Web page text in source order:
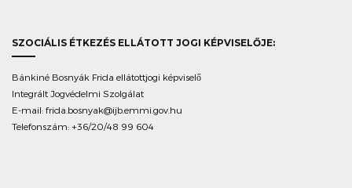
SZOCIÁLIS ÉTKEZÉS ELLÁTOTT JOGI KÉPVISELŐJE:
Bánkiné Bosnyák Frida ellátottjogi képviselő
Integrált Jogvédelmi Szolgálat
E-mail: frida.bosnyak@ijb.emmi.gov.hu
Telefonszám: +36/20/48 99 604